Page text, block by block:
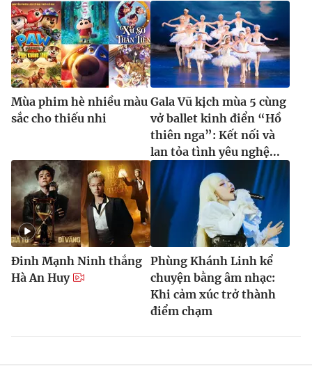
Mùa phim hè nhiều màu
sắc cho thiếu nhi
Gala Vũ kịch mùa 5 cùng
vở ballet kinh điển “Hồ
thiên nga”: Kết nối và
lan tỏa tình yêu nghệ...
Đinh Mạnh Ninh thắng
Hà An Huy
Phùng Khánh Linh kể
chuyện bằng âm nhạc:
Khi cảm xúc trở thành
điểm chạm